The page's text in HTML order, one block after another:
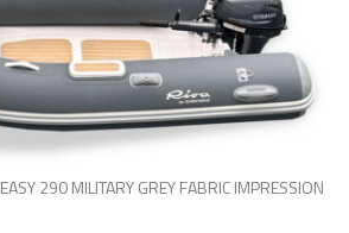
EASY 290 MILITARY GREY FABRIC IMPRESSION